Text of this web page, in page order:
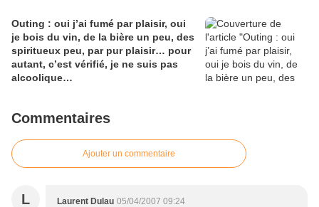
Outing : oui j’ai fumé par plaisir, oui
je bois du vin, de la bière un peu, des
spiritueux peu, par pur plaisir… pour
autant, c’est vérifié, je ne suis pas
alcoolique…
Commentaires
Ajouter un commentaire
L Laurent Dulau 05/04/2007 09:24